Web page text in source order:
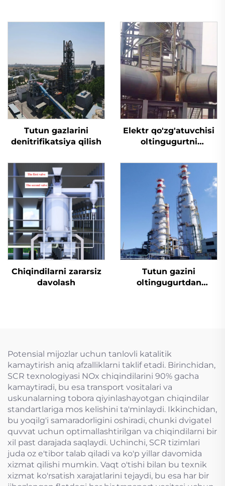
Tutun gazlarini
denitrifikatsiya qilish
Elektr qo'zg'atuvchisi
oltingugurtni
mo'ljallangan tiqin
valfi
Chiqindilarni zararsiz
davolash
Tutun gazini
oltingugurtdan
Potensial mijozlar uchun tanlovli katalitik
kamaytirish aniq afzalliklarni taklif etadi. Birinchidan,
SCR texnologiyasi NOx chiqindilarini 90% gacha
kamaytiradi, bu esa transport vositalari va
uskunalarning tobora qiyinlashayotgan chiqindilar
standartlariga mos kelishini ta'minlaydi. Ikkinchidan,
bu yoqilg'i samaradorligini oshiradi, chunki dvigatel
quvvat uchun optimallashtirilgan va chiqindilarni bir
xil past darajada saqlaydi. Uchinchi, SCR tizimlari
juda oz e'tibor talab qiladi va ko'p yillar davomida
xizmat qilishi mumkin. Vaqt o'tishi bilan bu texnik
xizmat ko'rsatish xarajatlarini tejaydi, bu esa har bir